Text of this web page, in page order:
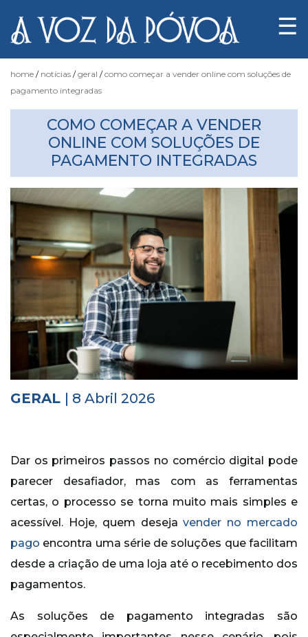
Notícias
Fotógrafo
do
Acaso
Luas
e
Marés
Histórico
Vídeos
Contactos
☰
home notícias geral
como começar a vender online com soluções de
pagamento integradas
COMO COMEÇAR A VENDER
ONLINE COM SOLUÇÕES DE
PAGAMENTO INTEGRADAS
GERAL | 8 Abril 2026
Dar os primeiros passos no comércio digital pode
parecer desafiador, mas com as ferramentas
certas, o processo se torna muito mais simples e
acessível. Hoje, quem desejavender no mercado
pago encontra uma série de soluções que facilitam
desde a criação de uma loja até o recebimento dos
pagamentos.
As soluções de pagamento integradas são